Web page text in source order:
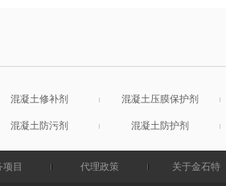
混凝土修补剂 混凝土压膜保护剂
混凝土防污剂 混凝土防护剂
项目 代理政策 关于金石特